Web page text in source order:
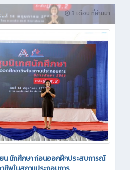
3 เดือน ที่ผ่านมา
น
น นักศึกษา ก่อนออกฝึกประสบการณ์